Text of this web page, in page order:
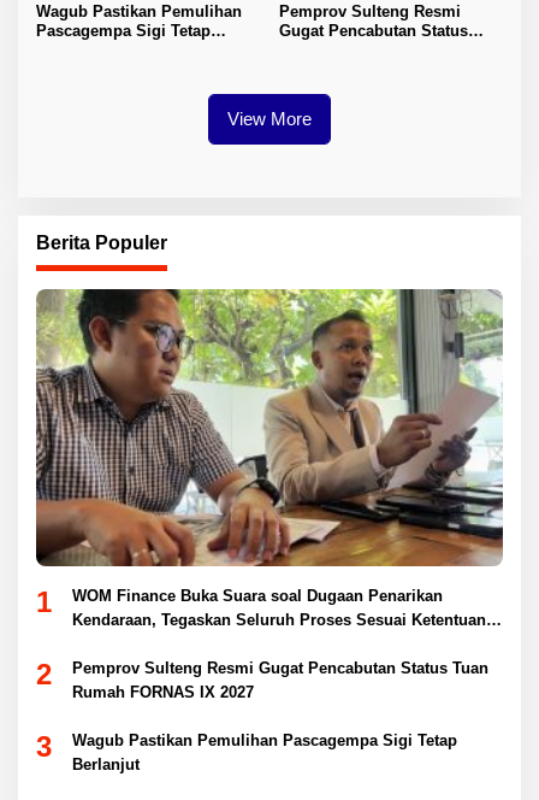
Wagub Pastikan Pemulihan
Pascagempa Sigi Tetap
Pemprov Sulteng Resmi
Gugat Pencabutan Status
View More
Berita Populer
1
WOM Finance Buka Suara soal Dugaan Penarikan
Kendaraan, Tegaskan Seluruh Proses Sesuai Ketentuan
2
Pemprov Sulteng Resmi Gugat Pencabutan Status Tuan
Rumah FORNAS IX 2027
3
Wagub Pastikan Pemulihan Pascagempa Sigi Tetap
Berlanjut